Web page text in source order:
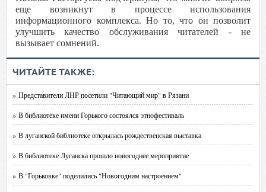
еще возникнут в процессе использования
информационного комплекса. Но то, что он позволит
улучшить качество обслуживания читателей - не
вызывает сомнений.
ЧИТАЙТЕ ТАКЖЕ:
» Представители ЛНР посетили "Читающий мир" в Рязани
» В библиотеке имени Горького состоялся этнофестиваль
» В луганской библиотеке открылась рождественская выставка
» В библиотеке Луганска прошло новогоднее мероприятие
» В "Горьковке" поделились "Новогодним настроением"